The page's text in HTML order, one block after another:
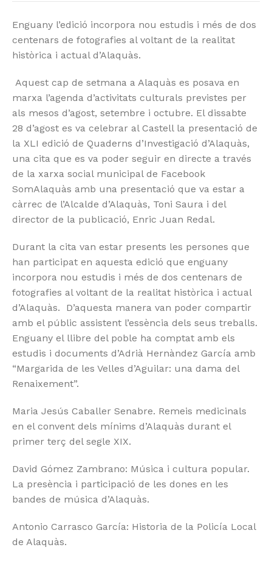
Enguany l’edició incorpora nou estudis i més de dos
centenars de fotografies al voltant de la realitat
històrica i actual d’Alaquàs.
Aquest cap de setmana a Alaquàs es posava en
marxa l’agenda d’activitats culturals previstes per
als mesos d’agost, setembre i octubre. El dissabte
28 d’agost es va celebrar al Castell la presentació de
la XLI edició de Quaderns d’Investigació d’Alaquàs,
una cita que es va poder seguir en directe a través
de la xarxa social municipal de Facebook
SomAlaquàs amb una presentació que va estar a
càrrec de l’Alcalde d’Alaquàs, Toni Saura i del
director de la publicació, Enric Juan Redal.
Durant la cita van estar presents les persones que
han participat en aquesta edició que enguany
incorpora nou estudis i més de dos centenars de
fotografies al voltant de la realitat històrica i actual
d’Alaquàs. D’aquesta manera van poder compartir
amb el públic assistent l’essència dels seus treballs.
Enguany el llibre del poble ha comptat amb els
estudis i documents d’Adrià Hernàndez García amb
“Margarida de les Velles d’Aguilar: una dama del
Renaixement”.
Maria Jesús Caballer Senabre. Remeis medicinals
en el convent dels mínims d’Alaquàs durant el
primer terç del segle XIX.
David Gómez Zambrano: Música i cultura popular.
La presència i participació de les dones en les
bandes de música d’Alaquàs.
Antonio Carrasco García: Historia de la Policía Local
de Alaquàs.